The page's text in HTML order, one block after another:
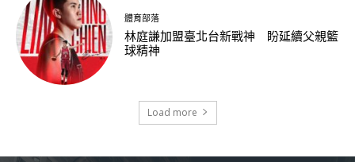
體育部落
林庭謙加盟臺北台新戰神 盼延續父親籃
球精神
Load more